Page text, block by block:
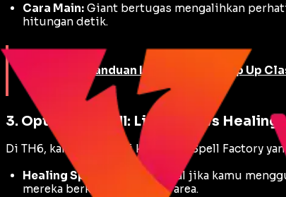
Cara Main: Giant bertugas mengalihkan
hitungan detik.
Panduan Lengkap Cara Top Up
3. Optimasi Spell: Lightning vs Healing
Di TH6, kamu memiliki kapasitas Spell Factory
Healing Spell:
Sangat krusial jika kamu
mereka berkumpul di satu area.